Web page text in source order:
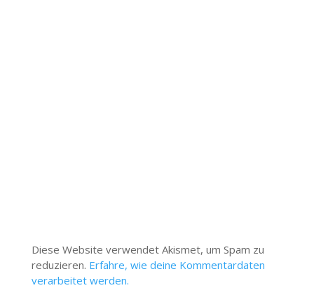
Diese Website verwendet Akismet, um Spam zu
reduzieren. Erfahre, wie deine Kommentardaten
verarbeitet werden.